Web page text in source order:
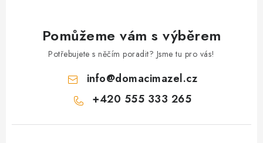
Pomůžeme vám s výběrem
Potřebujete s něčím poradit? Jsme tu pro vás!
info@domacimazel.cz
+420 555 333 265